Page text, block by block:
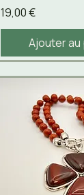
Prix
19,00 €
Ajouter au